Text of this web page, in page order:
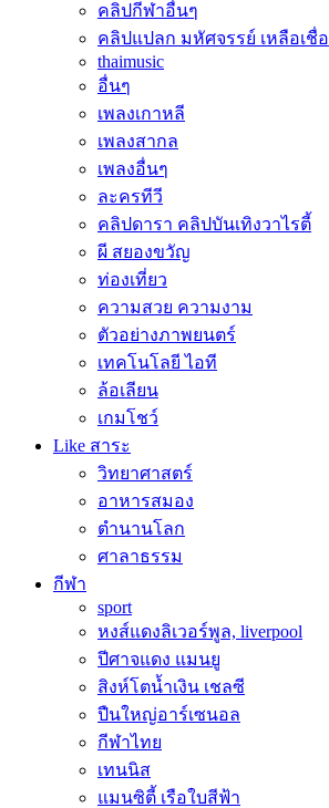
คลิปกีฬาอื่นๆ
คลิปแปลก มหัศจรรย์ เหลือเชื่อ
thaimusic
อื่นๆ
เพลงเกาหลี
เพลงสากล
เพลงอื่นๆ
ละครทีวี
คลิปดารา คลิปบันเทิงวาไรตี้
ผี สยองขวัญ
ท่องเที่ยว
ความสวย ความงาม
ตัวอย่างภาพยนตร์
เทคโนโลยี ไอที
ล้อเลียน
เกมโชว์
Like สาระ
วิทยาศาสตร์
อาหารสมอง
ตำนานโลก
ศาลาธรรม
กีฬา
sport
หงส์แดงลิเวอร์พูล, liverpool
ปีศาจแดง แมนยู
สิงห์โตน้ำเงิน เชลซี
ปืนใหญ่อาร์เซนอล
กีฬาไทย
เทนนิส
แมนซิตี้ เรือใบสีฟ้า